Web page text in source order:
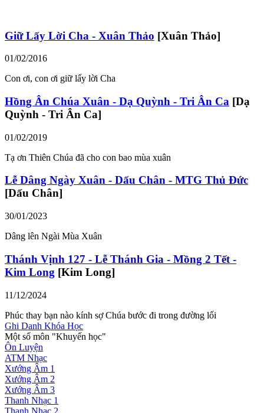
Giữ Lấy Lời Cha - Xuân Thảo [Xuân Thảo]
01/02/2016
Con ơi, con ơi giữ lấy lời Cha
Hồng Ân Chúa Xuân - Dạ Quỳnh - Tri Ân Ca [Dạ
Quỳnh - Tri Ân Ca]
01/02/2019
Tạ ơn Thiên Chúa đã cho con bao mùa xuân
Lễ Dâng Ngày Xuân - Dấu Chân - MTG Thủ Đức
[Dấu Chân]
30/01/2023
Dâng lên Ngài Mùa Xuân
Thánh Vịnh 127 - Lễ Thánh Gia - Mồng 2 Tết -
Kim Long [Kim Long]
11/12/2024
Phúc thay bạn nào kính sợ Chúa bước đi trong đường lối
Ghi Danh Khóa Học
Một số môn "Khuyến học"
Ôn Luyện
ATM Nhạc
Xướng Âm 1
Xướng Âm 2
Xướng Âm 3
Thanh Nhạc 1
Thanh Nhạc 2